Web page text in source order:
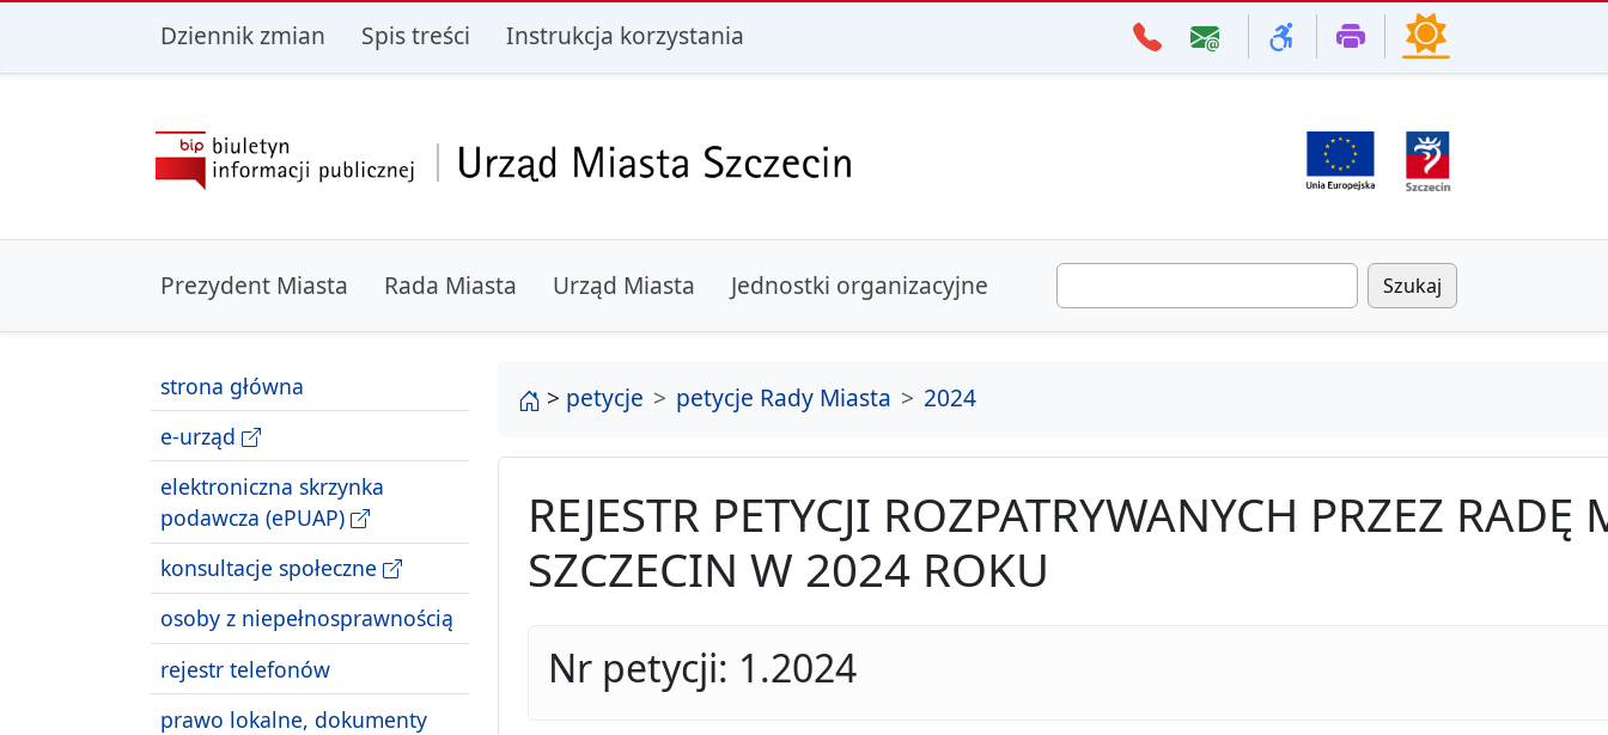
przejdź do głównego menu przejdź do treści
Dziennik zmian Spis treści Instrukcja korzystania
Prezydent Miasta Rada Miasta Urząd Miasta Jednostki organizacyjne Szukaj
strona główna
e-urząd
elektroniczna skrzynka
podawcza (ePUAP)
konsultacje społeczne
osoby z niepełnosprawnością
rejestr telefonów
prawo lokalne, dokumenty
strona główna
> petycje petycje Rady Miasta 2024
REJESTR PETYCJI ROZPATRYWANYCH PRZEZ RADĘ
SZCZECIN W 2024 ROKU
Nr petycji: 1.2024